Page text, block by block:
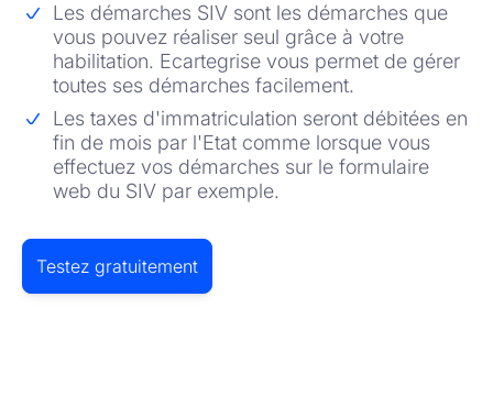
Les démarches SIV sont les démarches que
vous pouvez réaliser seul grâce à votre
habilitation. Ecartegrise vous permet de gérer
toutes ses démarches facilement.
Les taxes d'immatriculation seront débitées en
fin de mois par l'Etat comme lorsque vous
effectuez vos démarches sur le formulaire
web du SIV par exemple.
Testez gratuitement